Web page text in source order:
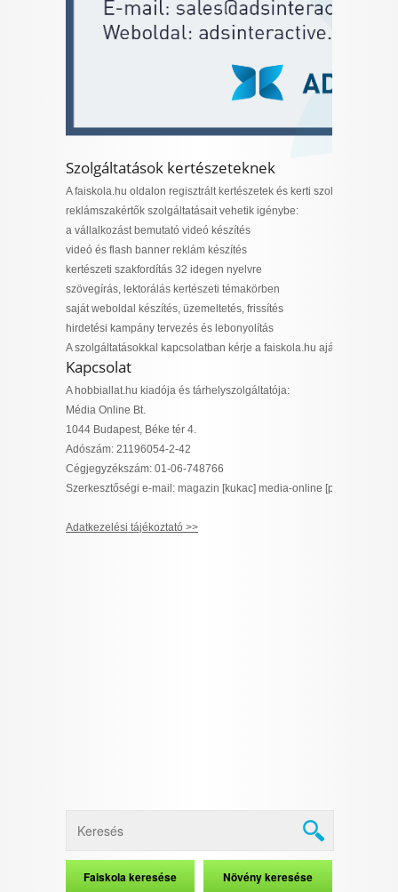
Szolgáltatások kertészeteknek
A faiskola.hu oldalon regisztrált kertészetek és kerti szolgáltatók az
reklámszakértők szolgáltatásait vehetik igénybe:
a vállalkozást bemutató videó készítés
videó és flash banner reklám készítés
kertészeti szakfordítás 32 idegen nyelvre
szövegírás, lektorálás kertészeti témakörben
saját weboldal készítés, üzemeltetés, frissítés
hirdetési kampány tervezés és lebonyolítás
A szolgáltatásokkal kapcsolatban kérje a faiskola.hu ajánlatát.
Kapcsolat
A hobbiallat.hu kiadója és tárhelyszolgáltatója:
Média Online Bt.
1044 Budapest, Béke tér 4.
Adószám: 21196054-2-42
Cégjegyzékszám: 01-06-748766
Szerkesztőségi e-mail: magazin [kukac] media-online [pont] hu
Adatkezelési tájékoztató >>